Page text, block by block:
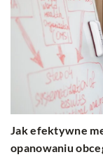
Jak efektywne
opanowaniu